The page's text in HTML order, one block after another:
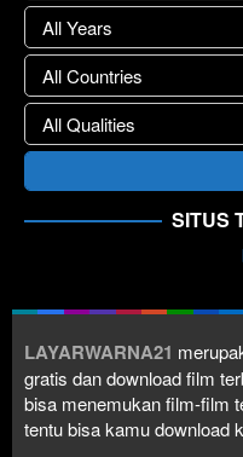
SITUS
LAYARWARNA21
gratis dan download film
bisa menemukan film-film
tentu bisa kamu download